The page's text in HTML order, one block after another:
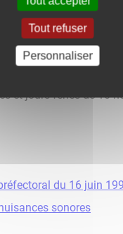
à 19 heures 30,
9 heures à 12 heures
et jours fériés de 10
du 16 juin
sonores
Tout refuser
Personnaliser